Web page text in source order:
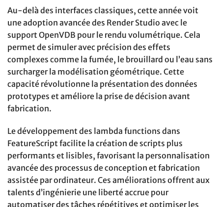
Au-delà des interfaces classiques, cette année voit
une adoption avancée des Render Studio avec le
support OpenVDB pour le rendu volumétrique. Cela
permet de simuler avec précision des effets
complexes comme la fumée, le brouillard ou l’eau sans
surcharger la modélisation géométrique. Cette
capacité révolutionne la présentation des données
prototypes et améliore la prise de décision avant
fabrication.
Le développement des lambda functions dans
FeatureScript facilite la création de scripts plus
performants et lisibles, favorisant la personnalisation
avancée des processus de conception et fabrication
assistée par ordinateur. Ces améliorations offrent aux
talents d’ingénierie une liberté accrue pour
automatiser des tâches répétitives et optimiser les